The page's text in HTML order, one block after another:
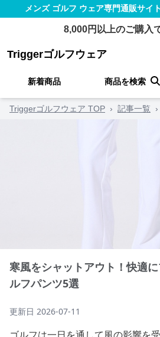
メンズ ゴルフ ウェア専門通販サイト
8,000円以上のご購入
Triggerゴルフウェア
新着商品 商品を検索
Triggerゴルフウェア TOP › 記事一覧 ›
寒風をシャットアウト！快適
ルフパンツ5選
更新日 2026-07-11